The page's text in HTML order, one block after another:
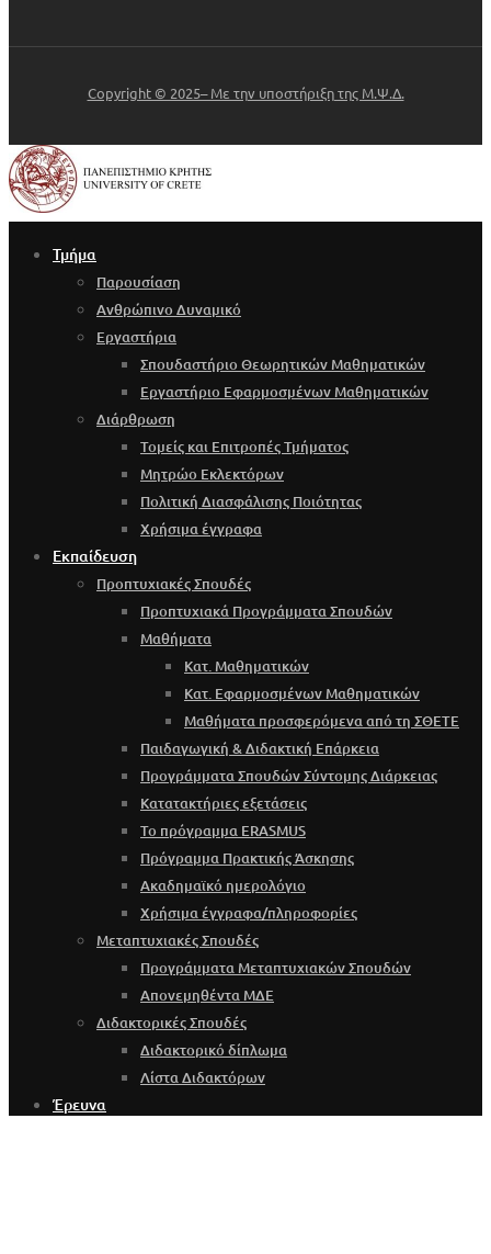
Copyright © 2025– Με την υποστήριξη της Μ.Ψ.Δ.
Τμήμα
Παρουσίαση
Ανθρώπινο Δυναμικό
Εργαστήρια
Σπουδαστήριο Θεωρητικών Μαθηματικών
Εργαστήριο Εφαρμοσμένων Μαθηματικών
Διάρθρωση
Τομείς και Επιτροπές Τμήματος
Μητρώο Εκλεκτόρων
Πολιτική Διασφάλισης Ποιότητας
Χρήσιμα έγγραφα
Εκπαίδευση
Προπτυχιακές Σπουδές
Προπτυχιακά Προγράμματα Σπουδών
Μαθήματα
Κατ. Μαθηματικών
Κατ. Εφαρμοσμένων Μαθηματικών
Μαθήματα προσφερόμενα από τη ΣΘΕΤΕ
Παιδαγωγική & Διδακτική Επάρκεια
Προγράμματα Σπουδών Σύντομης Διάρκειας
Κατατακτήριες εξετάσεις
Το πρόγραμμα ERASMUS
Πρόγραμμα Πρακτικής Άσκησης
Ακαδημαϊκό ημερολόγιο
Χρήσιμα έγγραφα/πληροφορίες
Μεταπτυχιακές Σπουδές
Προγράμματα Μεταπτυχιακών Σπουδών
Απονεμηθέντα ΜΔΕ
Διδακτορικές Σπουδές
Διδακτορικό δίπλωμα
Λίστα Διδακτόρων
Έρευνα